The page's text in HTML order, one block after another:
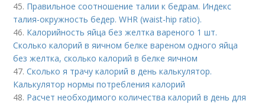
45. Правильное соотношение талии к бедрам. Индекс
талия-окружность бедер. WHR (waist-hip ratio).
46. Калорийность яйца без желтка вареного 1 шт.
Сколько калорий в яичном белке вареном одного яйца
без желтка, сколько калорий в белке яичном
47.Сколько я трачу калорий в день калькулятор.
Калькулятор нормы потребления калорий
48. Расчет необходимого количества калорий в день для